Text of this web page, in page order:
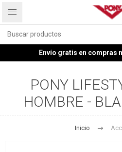
Envío gratis en compras
PONY
HOMBRE -
Inicio